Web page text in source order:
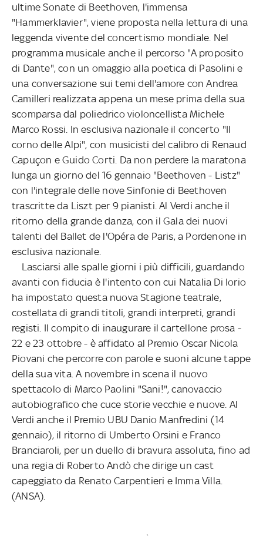
ultime Sonate di Beethoven, l'immensa
"Hammerklavier", viene proposta nella lettura di una
leggenda vivente del concertismo mondiale. Nel
programma musicale anche il percorso "A proposito
di Dante", con un omaggio alla poetica di Pasolini e
una conversazione sui temi dell'amore con Andrea
Camilleri realizzata appena un mese prima della sua
scomparsa dal poliedrico violoncellista Michele
Marco Rossi. In esclusiva nazionale il concerto "Il
corno delle Alpi", con musicisti del calibro di Renaud
Capuçon e Guido Corti. Da non perdere la maratona
lunga un giorno del 16 gennaio "Beethoven - Listz"
con l'integrale delle nove Sinfonie di Beethoven
trascritte da Liszt per 9 pianisti. Al Verdi anche il
ritorno della grande danza, con il Gala dei nuovi
talenti del Ballet de l'Opéra de Paris, a Pordenone in
esclusiva nazionale.
Lasciarsi alle spalle giorni i più difficili, guardando
avanti con fiducia è l'intento con cui Natalia Di Iorio
ha impostato questa nuova Stagione teatrale,
costellata di grandi titoli, grandi interpreti, grandi
registi. Il compito di inaugurare il cartellone prosa -
22 e 23 ottobre - è affidato al Premio Oscar Nicola
Piovani che percorre con parole e suoni alcune tappe
della sua vita. A novembre in scena il nuovo
spettacolo di Marco Paolini "Sani!", canovaccio
autobiografico che cuce storie vecchie e nuove. Al
Verdi anche il Premio UBU Danio Manfredini (14
gennaio), il ritorno di Umberto Orsini e Franco
Branciaroli, per un duello di bravura assoluta, fino ad
una regia di Roberto Andò che dirige un cast
capeggiato da Renato Carpentieri e Imma Villa.
(ANSA).